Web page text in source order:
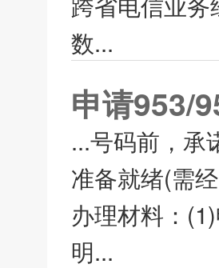
数...
申请953/
...号码前，承
准备就绪(需
办理材料：
明...